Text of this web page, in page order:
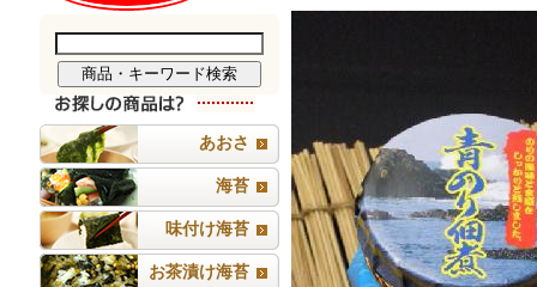
あおさ
海苔
味付け海苔
お茶漬け海苔